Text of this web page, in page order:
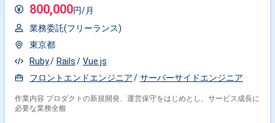
800,000円/月
業務委託(フリーランス)
東京都
Ruby
Rails
Vue.js
フロントエンドエンジニア
サーバーサイドエンジニア
作業内容 プロダクトの新規開発、運営保守をはじめとし、サービス成長に
必要な業務全般